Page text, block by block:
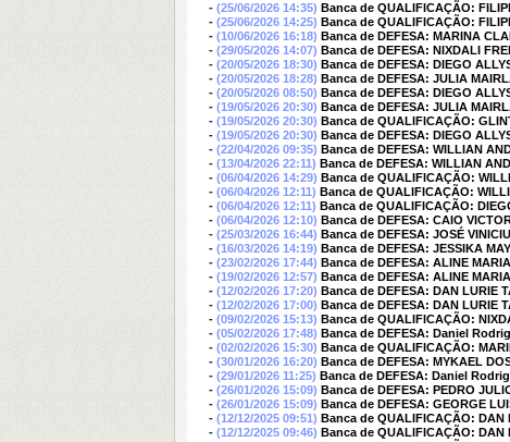
- (25/06/2026 14:35) Banca de QUALIFICAÇÃO:
- (25/06/2026 14:25) Banca de QUALIFICAÇÃO:
- (10/06/2026 16:18) Banca de DEFESA: MARINA
- (29/05/2026 14:07) Banca de DEFESA: NIXDALI
- (20/05/2026 18:30) Banca de DEFESA: DIEGO
- (20/05/2026 18:28) Banca de DEFESA: JULIA
- (20/05/2026 08:50) Banca de DEFESA: DIEGO
- (19/05/2026 20:30) Banca de DEFESA: JULIA
- (19/05/2026 20:30) Banca de QUALIFICAÇÃO:
- (19/05/2026 20:30) Banca de DEFESA: DIEGO
- (22/04/2026 09:35) Banca de DEFESA: WILLIAN
- (13/04/2026 22:11) Banca de DEFESA: WILLIAN
- (06/04/2026 14:29) Banca de QUALIFICAÇÃO:
- (06/04/2026 12:11) Banca de QUALIFICAÇÃO:
- (06/04/2026 12:11) Banca de QUALIFICAÇÃO:
- (06/04/2026 12:10) Banca de DEFESA: CAIO
- (25/03/2026 16:44) Banca de DEFESA: JOSÉ
- (16/03/2026 14:19) Banca de DEFESA: JESSIKA
- (23/02/2026 17:44) Banca de DEFESA: ALINE
- (19/02/2026 12:57) Banca de DEFESA: ALINE
- (12/02/2026 17:20) Banca de DEFESA: DAN LURIE
- (12/02/2026 17:00) Banca de DEFESA: DAN LURIE
- (09/02/2026 15:13) Banca de QUALIFICAÇÃO:
- (05/02/2026 17:48) Banca de DEFESA: Daniel
- (02/02/2026 15:30) Banca de QUALIFICAÇÃO:
- (30/01/2026 16:20) Banca de DEFESA: MYKAEL
- (29/01/2026 11:25) Banca de DEFESA: Daniel
- (26/01/2026 15:09) Banca de DEFESA: PEDRO
- (26/01/2026 15:09) Banca de DEFESA: GEORGE
- (12/12/2025 09:51) Banca de QUALIFICAÇÃO: DAN
- (12/12/2025 09:46) Banca de QUALIFICAÇÃO: DAN